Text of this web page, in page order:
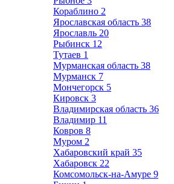
Кораблино 2
Ярославская область 38
Ярославль 20
Рыбинск 12
Тутаев 1
Мурманская область 38
Мурманск 7
Мончегорск 5
Кировск 3
Владимирская область 36
Владимир 11
Ковров 8
Муром 2
Хабаровский край 35
Хабаровск 22
Комсомольск-на-Амуре 9